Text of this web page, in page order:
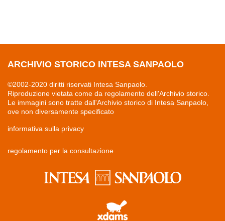
ARCHIVIO STORICO INTESA SANPAOLO
©2002-2020 diritti riservati Intesa Sanpaolo.
Riproduzione vietata come da regolamento dell'Archivio storico.
Le immagini sono tratte dall'Archivio storico di Intesa Sanpaolo,
ove non diversamente specificato
informativa sulla privacy
regolamento per la consultazione